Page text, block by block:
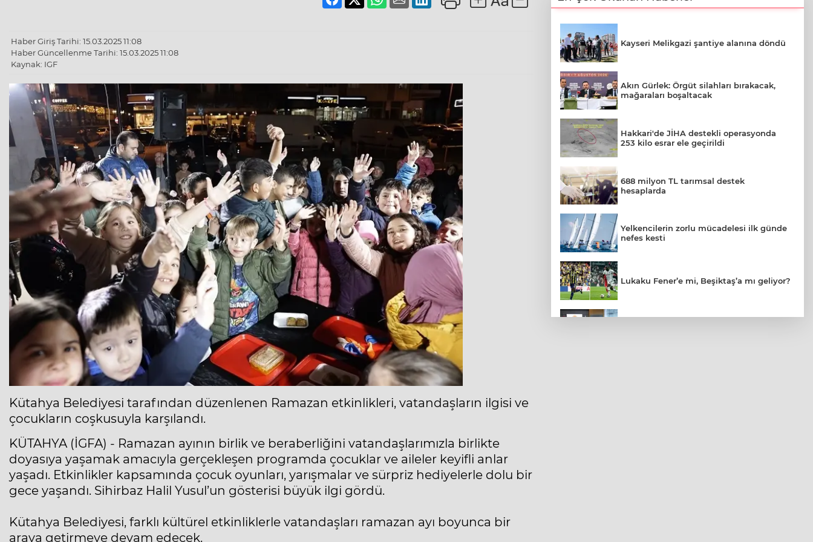
Haber Giriş Tarihi: 15.03.2025 11:08
Haber Güncellenme Tarihi: 15.03.2025 11:08
Kaynak: IGF
Kütahya Belediyesi tarafından düzenlenen Ramazan etkinlikleri, vatandaşların ilgisi ve
çocukların coşkusuyla karşılandı.
KÜTAHYA (İGFA) - Ramazan ayının birlik ve beraberliğini vatandaşlarımızla birlikte
doyasıya yaşamak amacıyla gerçekleşen programda çocuklar ve aileler keyifli anlar
yaşadı. Etkinlikler kapsamında çocuk oyunları, yarışmalar ve sürpriz hediyelerle dolu bir
gece yaşandı. Sihirbaz Halil Yusul’un gösterisi büyük ilgi gördü.
Kütahya Belediyesi, farklı kültürel etkinliklerle vatandaşları ramazan ayı boyunca bir
araya getirmeye devam edecek.
Kayseri Melikgazi şantiye alanına döndü
Akın Gürlek: Örgüt silahları bırakacak,
mağaraları boşaltacak
Hakkari'de JİHA destekli operasyonda
253 kilo esrar ele geçirildi
688 milyon TL tarımsal destek
hesaplarda
Yelkencilerin zorlu mücadelesi ilk günde
nefes kesti
Lukaku Fener’e mi, Beşiktaş’a mı geliyor?